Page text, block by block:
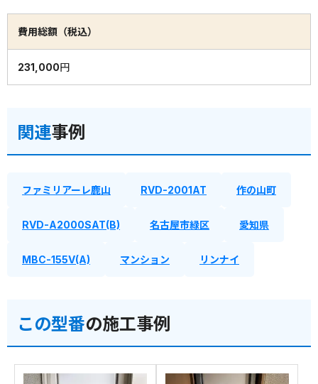
費用総額（税込）
231,000円
関連事例
ファミリアーレ鹿山 RVD-2001AT 作の山町
RVD-A2000SAT(B) 名古屋市緑区 愛知県
MBC-155V(A) マンション リンナイ
この型番の施工事例